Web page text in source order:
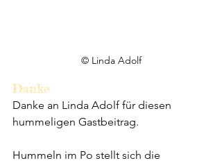
© Linda Adolf
Danke
Danke an Linda Adolf für diesen
hummeligen Gastbeitrag.
Hummeln im Po stellt sich die